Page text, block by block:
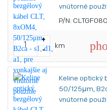
vnútorné
P/N:
+
-
km
Keline optický
50/125μm,
vnútorné